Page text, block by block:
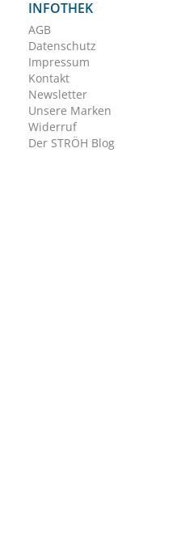
INFOTHEK
AGB
Datenschutz
Impressum
Kontakt
Newsletter
Unsere Marken
Widerruf
Der STRÖH Blog